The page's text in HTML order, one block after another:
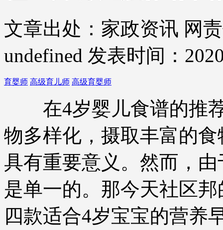
文章出处：家政资讯 网
undefined 发表时间：
育婴师 高级育儿师 高级育婴师
在4岁婴儿食谱的推荐
物多样化，摄取丰富的
具有重要意义。然而，
是单一的。那今天社区邦
四款适合4岁宝宝的营养